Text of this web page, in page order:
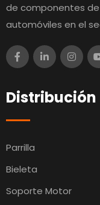
de componentes
automóviles en el
Distribución
Parrilla
Bieleta
Soporte Motor